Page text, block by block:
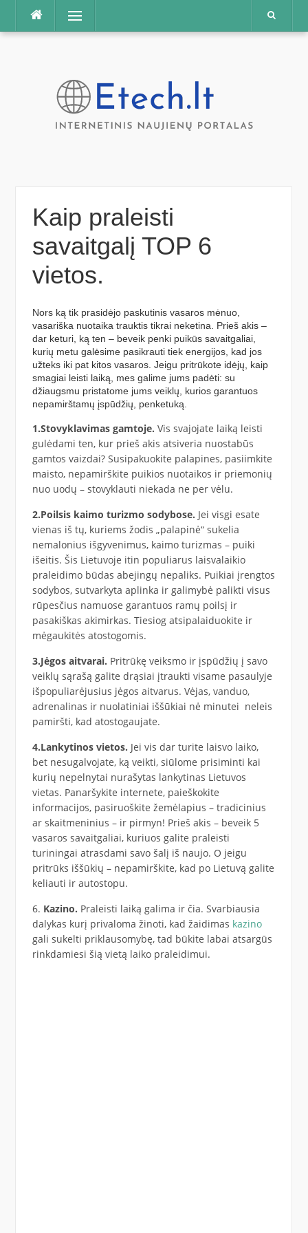
Praleisti
Meniu
Kaip praleisti
savaitgalį TOP 6
vietos.
Nors ką tik prasidėjo paskutinis vasaros mėnuo,
vasariška nuotaika trauktis tikrai neketina. Prieš akis –
dar keturi, ką ten – beveik penki puikūs savaitgaliai,
kurių metu galėsime pasikrauti tiek energijos, kad jos
užteks iki pat kitos vasaros. Jeigu pritrūkote idėjų, kaip
smagiai leisti laiką, mes galime jums padėti: su
džiaugsmu pristatome jums veiklų, kurios garantuos
nepamirštamų įspūdžių, penketuką.
1.Stovyklavimas gamtoje. Vis svajojate laiką leisti
gulėdami ten, kur prieš akis atsiveria nuostabūs
gamtos vaizdai? Susipakuokite palapines, pasiimkite
maisto, nepamirškite puikios nuotaikos ir priemonių
nuo uodų – stovyklauti niekada ne per vėlu.
2.Poilsis kaimo turizmo sodybose. Jei visgi esate
vienas iš tų, kuriems žodis „palapinė“ sukelia
nemalonius išgyvenimus, kaimo turizmas – puiki
išeitis. Šis Lietuvoje itin populiarus laisvalaikio
praleidimo būdas abejingų nepaliks. Puikiai įrengtos
sodybos, sutvarkyta aplinka ir galimybė palikti visus
rūpesčius namuose garantuos ramų poilsį ir
pasakiškas akimirkas. Tiesiog atsipalaiduokite ir
mėgaukitės atostogomis.
3.Jėgos aitvarai. Pritrūkę veiksmo ir įspūdžių į savo
veiklų sąrašą galite drąsiai įtraukti visame pasaulyje
išpopuliarėjusius jėgos aitvarus. Vėjas, vanduo,
adrenalinas ir nuolatiniai iššūkiai nė minutei neleis
pamiršti, kad atostogaujate.
4.Lankytinos vietos. Jei vis dar turite laisvo laiko,
bet nesugalvojate, ką veikti, siūlome prisiminti kai
kurių nepelnytai nurašytas lankytinas Lietuvos
vietas. Panaršykite internete, paieškokite
informacijos, pasiruoškite žemėlapius – tradicinius
ar skaitmeninius – ir pirmyn! Prieš akis – beveik 5
vasaros savaitgaliai, kuriuos galite praleisti
turiningai atrasdami savo šalį iš naujo. O jeigu
pritrūks iššūkių – nepamirškite, kad po Lietuvą galite
keliauti ir autostopu.
6. Kazino. Praleisti laiką galima ir čia. Svarbiausia
dalykas kurį privaloma žinoti, kad žaidimas kazino
gali sukelti priklausomybę, tad būkite labai atsargūs
rinkdamiesi šią vietą laiko praleidimui.